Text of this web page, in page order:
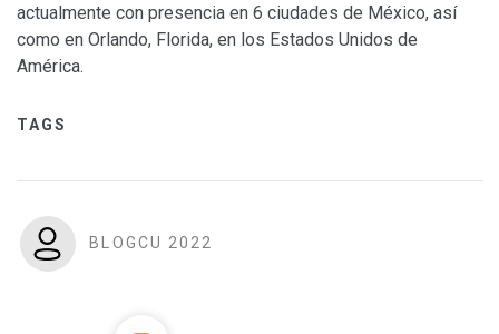
actualmente con presencia en 6 ciudades de México, así
como en Orlando, Florida, en los Estados Unidos de
América.
TAGS
BLOGCU 2022